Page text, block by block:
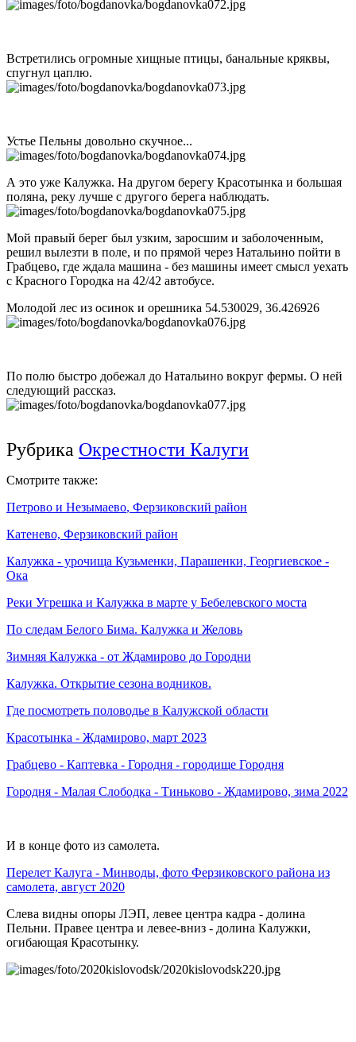
Встретились огромные хищные птицы, банальные кряквы,
спугнул цаплю.
Устье Пельны довольно скучное...
А это уже Калужка. На другом берегу Красотынка и большая
поляна, реку лучше с другого берега наблюдать.
Мой правый берег был узким, заросшим и заболоченным,
решил вылезти в поле, и по прямой через Натальино пойти в
Грабцево, где ждала машина - без машины имеет смысл уехать
с Красного Городка на 42/42 автобусе.
Молодой лес из осинок и орешника 54.530029, 36.426926
По полю быстро добежал до Натальино вокруг фермы. О ней
следующий рассказ.
Рубрика Окрестности Калуги
Смотрите также:
Петрово и Незымаево, Ферзиковский район
Катенево, Ферзиковский район
Калужка - урочища Кузьменки, Парашенки, Георгиевское -
Ока
Реки Угрешка и Калужка в марте у Бебелевского моста
По следам Белого Бима. Калужка и Желовь
Зимняя Калужка - от Ждамирово до Городни
Калужка. Открытие сезона водников.
Где посмотреть половодье в Калужской области
Красотынка - Ждамирово, март 2023
Грабцево - Каптевка - Городня - городище Городня
Городня - Малая Слободка - Тиньково - Ждамирово, зима 2022
И в конце фото из самолета.
Перелет Калуга - Минводы, фото Ферзиковского района из
самолета, август 2020
Слева видны опоры ЛЭП, левее центра кадра - долина
Пельни. Правее центра и левее-вниз - долина Калужки,
огибающая Красотынку.